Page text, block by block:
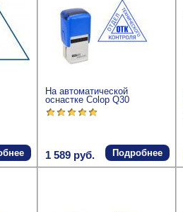
На автоматической
оснастке Colop Q30
1 589 руб. Подробнее